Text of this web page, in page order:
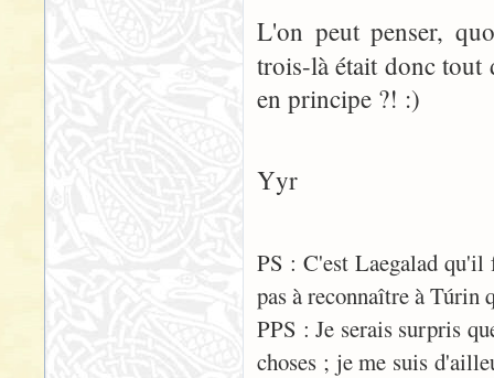
L'on peut penser,
trois-là était donc tout
en principe ?! :)
Yyr
PS : C'est Laegalad
pas à reconnaître à Túrin
PPS : Je serais surpris
choses ; je me suis